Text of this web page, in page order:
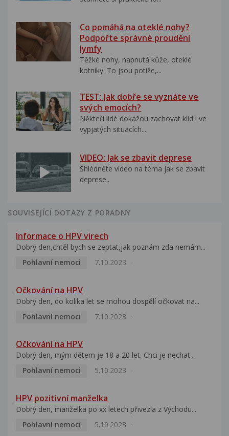
Co pomáhá na oteklé nohy?
Podpořte správné proudění
lymfy
Těžké nohy, napnutá kůže, oteklé
kotníky. To jsou potíže,...
TEST: Jak dobře se vyznáte ve
svých emocích?
Někteří lidé dokážou zachovat klid i ve
vypjatých situacích....
VIDEO: Jak se zbavit deprese
Shlédněte video na téma jak se zbavit
deprese..
SOUVISEJÍCÍ DOTAZY Z PORADNY
Informace o HPV virech
Dobrý den,chtěl bych se zeptat,jak poznám zda nemám...
Pohlavní nemoci
7.10.2023
Očkování na HPV
Dobrý den, do kolika let se mohou dospělí očkovat na...
Pohlavní nemoci
7.10.2023
Očkování na HPV
Dobrý den, mým dětem je 18 a 20 let. Chci je nechat...
Pohlavní nemoci
5.10.2023
HPV pozitivní manželka
Dobrý den, manželka po xx letech přivezla z Východu...
Pohlavní nemoci
5.10.2023